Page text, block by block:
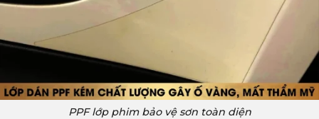
PPF lớp phim bảo vệ sơn toàn diện